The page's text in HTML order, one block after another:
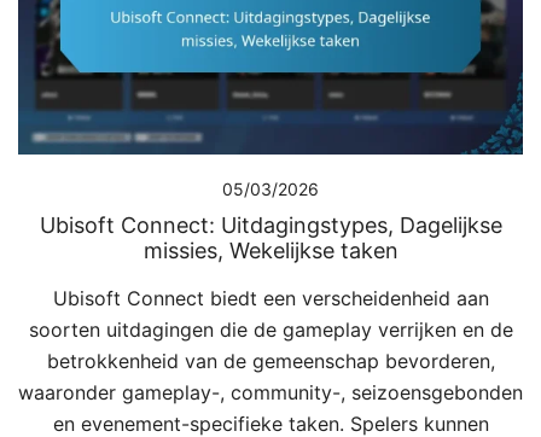
05/03/2026
Ubisoft Connect: Uitdagingstypes, Dagelijkse
missies, Wekelijkse taken
Ubisoft Connect biedt een verscheidenheid aan
soorten uitdagingen die de gameplay verrijken en de
betrokkenheid van de gemeenschap bevorderen,
waaronder gameplay-, community-, seizoensgebonden
en evenement-specifieke taken. Spelers kunnen